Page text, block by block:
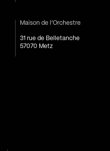
Maison de l’Orchestre
31 rue de Belletanche
57070 Metz